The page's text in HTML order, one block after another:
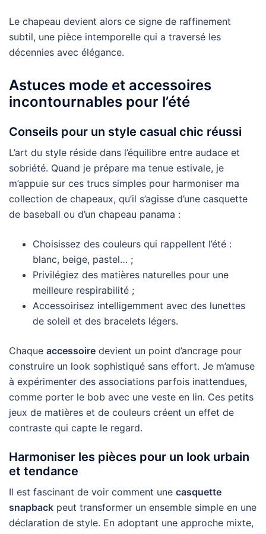
Le chapeau devient alors ce signe de raffinement
subtil, une pièce intemporelle qui a traversé les
décennies avec élégance.
Astuces mode et accessoires
incontournables pour l’été
Conseils pour un style casual chic réussi
L’art du style réside dans l’équilibre entre audace et
sobriété. Quand je prépare ma tenue estivale, je
m’appuie sur ces trucs simples pour harmoniser ma
collection de chapeaux, qu’il s’agisse d’une casquette
de baseball ou d’un chapeau panama :
Choisissez des couleurs qui rappellent l’été :
blanc, beige, pastel… ;
Privilégiez des matières naturelles pour une
meilleure respirabilité ;
Accessoirisez intelligemment avec des lunettes
de soleil et des bracelets légers.
Chaque accessoire devient un point d’ancrage pour
construire un look sophistiqué sans effort. Je m’amuse
à expérimenter des associations parfois inattendues,
comme porter le bob avec une veste en lin. Ces petits
jeux de matières et de couleurs créent un effet de
contraste qui capte le regard.
Harmoniser les pièces pour un look urbain
et tendance
Il est fascinant de voir comment une casquette
snapback peut transformer un ensemble simple en une
déclaration de style. En adoptant une approche mixte,